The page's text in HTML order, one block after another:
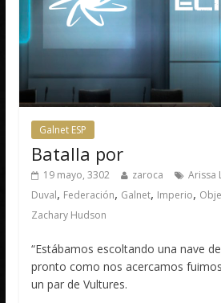
Galnet ESP
Batalla por
19 mayo, 3302 zaroca Arissa
Duval, Federación, Galnet, Imperio,
Zachary Hudson
“Estábamos escoltando una nave
pronto como nos acercamos
un par de Vultures.